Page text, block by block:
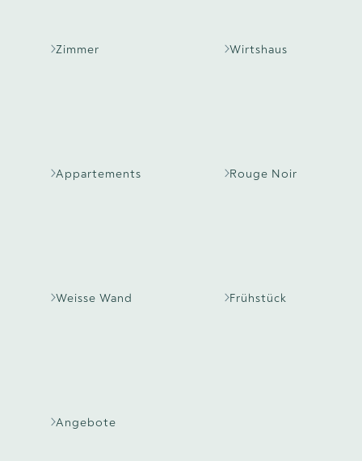
Zimmer
Appartements
Weisse Wand
Angebote
Wirtshaus
Rouge Noir
Frühstück